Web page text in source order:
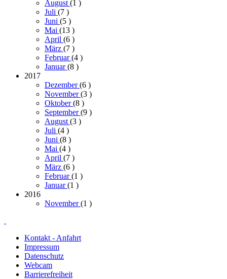
August (1 )
Juli (7 )
Juni (5 )
Mai (13 )
April (6 )
März (7 )
Februar(4 )
Januar(8 )
2017
Dezember(6 )
November(3 )
Oktober(8 )
September(9 )
August (3 )
Juli (4 )
Juni (8 )
Mai (4 )
April (7 )
März (6 )
Februar(1 )
Januar(1 )
2016
November(1 )
Kontakt - Anfahrt
Impressum
Datenschutz
Webcam
Barrierefreiheit